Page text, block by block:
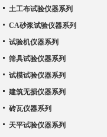
土工布试验仪器系列
CA砂浆试验仪器系列
试验机仪器系列
筛具试验仪器系列
试模试验仪器系列
建筑无损仪器系列
砖瓦仪器系列
天平试验仪器系列